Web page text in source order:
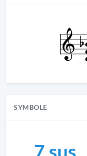
SYMBOLE
7 sus